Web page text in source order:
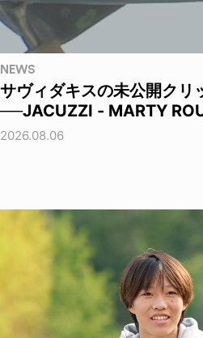
NEWS
サヴィダキスの未公開クリ
──JACUZZI - MARTY
2026.08.06